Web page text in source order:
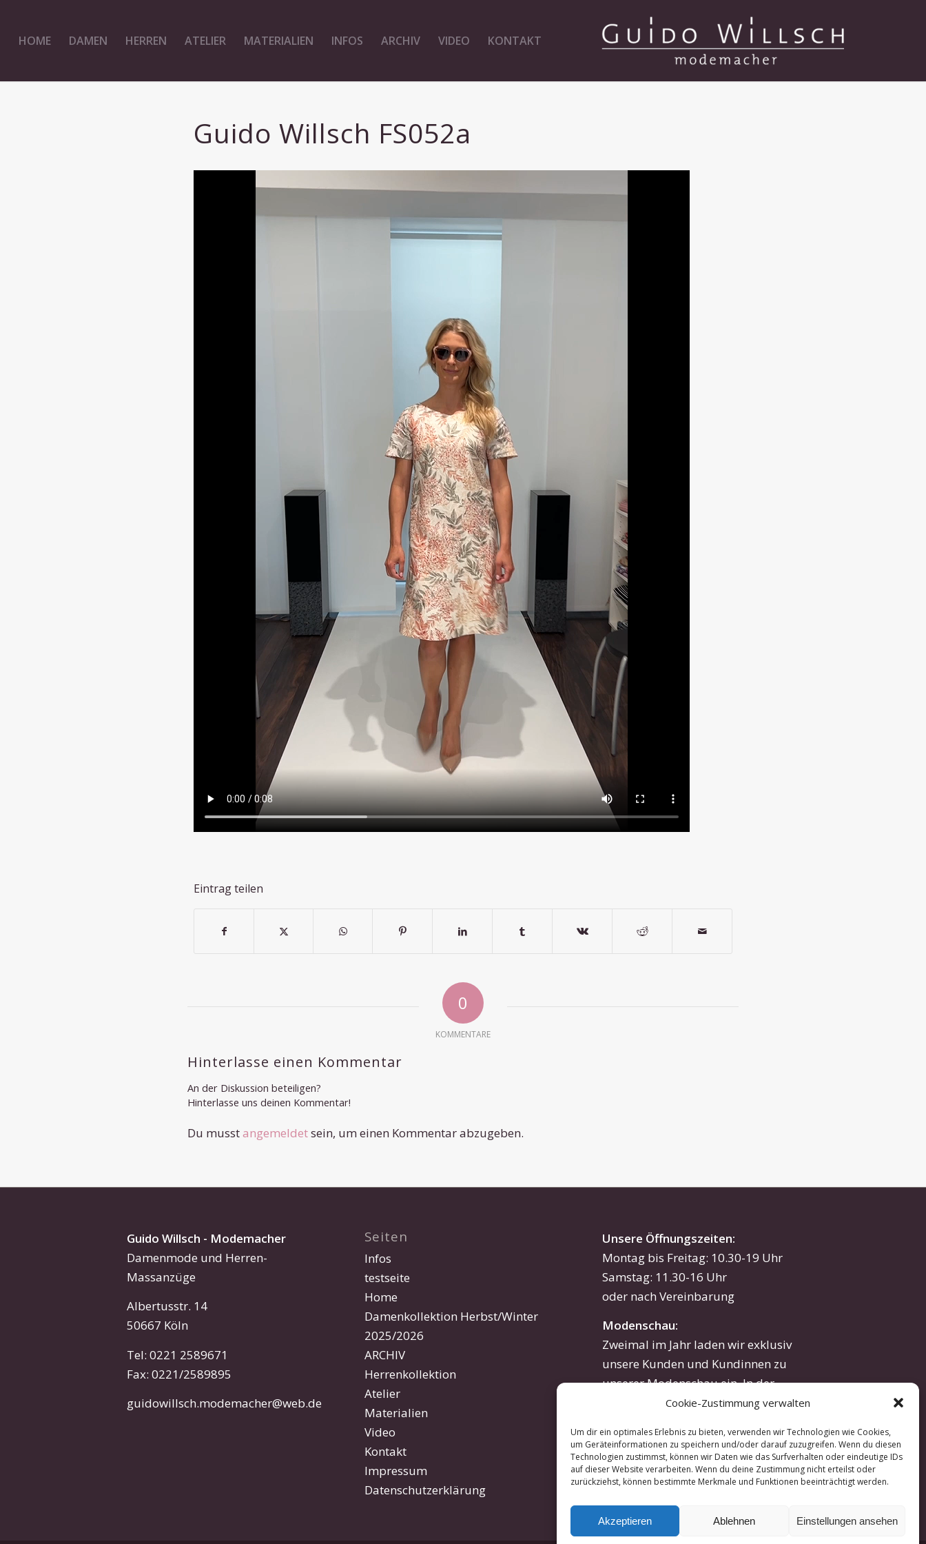
Cookie-Zustimmung verwalten
Um dir ein optimales Erlebnis zu bieten, verwenden wir Technologien wie Cookies,
um Geräteinformationen zu speichern und/oder darauf zuzugreifen. Wenn du diesen
Technologien zustimmst, können wir Daten wie das Surfverhalten oder eindeutige IDs
auf dieser Website verarbeiten. Wenn du deine Zustimmung nicht erteilst oder
zurückziehst, können bestimmte Merkmale und Funktionen beeinträchtigt werden.
Akzeptieren Ablehnen Einstellungen ansehen
HOME DAMEN HERREN ATELIER MATERIALIEN INFOS ARCHIV VIDEO KONTAKT
Guido Willsch FS052a
Eintrag teilen
0
KOMMENTARE
Hinterlasse einen Kommentar
An der Diskussion beteiligen?
Hinterlasse uns deinen Kommentar!
Du musstangemeldetsein, um einen Kommentar abzugeben.
Guido Willsch - Modemacher
Damenmode und Herren-
Massanzüge
Albertusstr. 14
50667 Köln
Tel: 0221 2589671
Fax: 0221/2589895
guidowillsch.modemacher@web.de
Seiten
Infos
testseite
Home
Damenkollektion Herbst/Winter
2025/2026
ARCHIV
Herrenkollektion
Atelier
Materialien
Video
Kontakt
Impressum
Datenschutzerklärung
Unsere Öffnungszeiten:
Montag bis Freitag: 10.30-19 Uhr
Samstag: 11.30-16 Uhr
oder nach Vereinbarung
Modenschau:
Zweimal im Jahr laden wir exklusiv
unsere Kunden und Kundinnen zu
unserer Modenschau ein. In der
kreativen Atmosphäre unseres
aktuellen Kreationen erleben. Wenn
Sie Interesse an einer Einladung
haben, sprechen Sie uns gerne an.